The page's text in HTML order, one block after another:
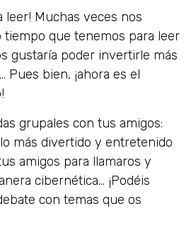
leer! Muchas veces nos
tiempo que tenemos para leer
gustaría poder invertirle más
Pues bien, ¡ahora es el
grupales con tus amigos:
más divertido y entretenido
amigos para llamaros y
cibernética… ¡Podéis
con temas que os